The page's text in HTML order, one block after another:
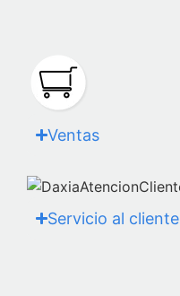
Ventas
Servicio al cliente